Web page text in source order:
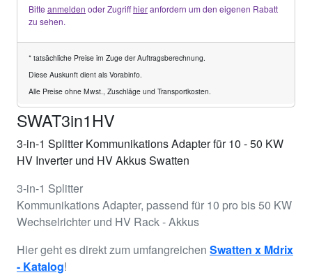
Bitte anmelden oder Zugriffhieranfordern um den eigenen Rabatt
zu sehen.
* tatsächliche Preise im Zuge der Auftragsberechnung.
Diese Auskunft dient als Vorabinfo.
Alle Preise ohne Mwst., Zuschläge und Transportkosten.
SWAT3in1HV
3-in-1 Splitter Kommunikations Adapter für 10 - 50 KW
HV Inverter und HV Akkus Swatten
3-in-1 Splitter
Kommunikations Adapter, passend für 10 pro bis 50 KW
Wechselrichter und HV Rack - Akkus
Hier geht es direkt zum umfangreichen Swatten x Mdrix
- Katalog!